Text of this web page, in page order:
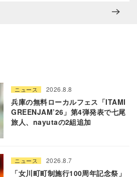
ニュース 2026.8.8
兵庫の無料ローカルフェス「ITAMI
GREENJAM’26」第4弾発表で七尾
旅人、nayutaの2組追加
ニュース 2026.8.7
「女川町町制施行100周年記念祭」